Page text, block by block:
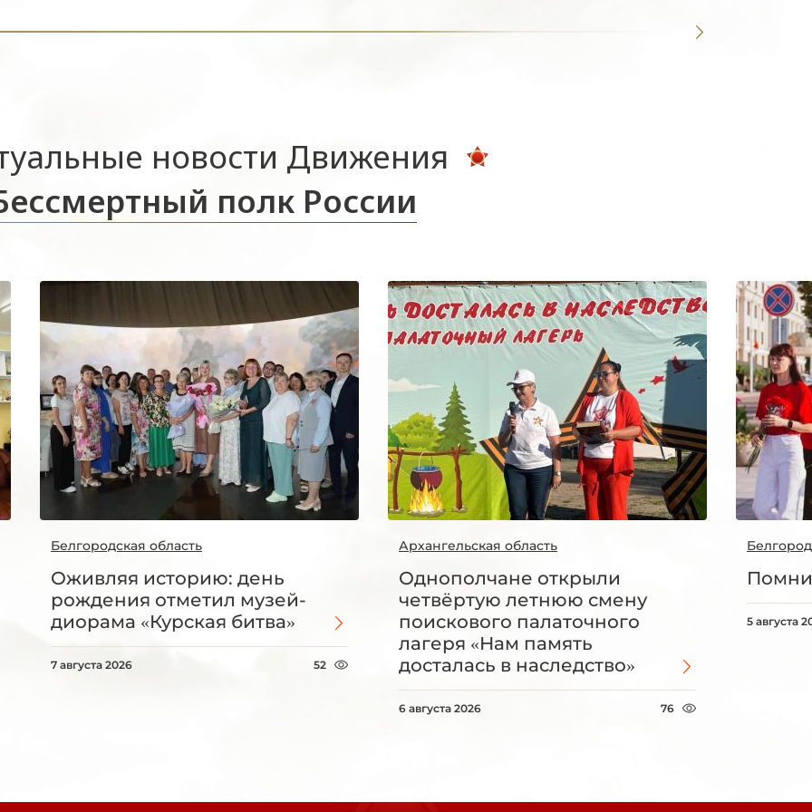
новости Движения
полк России
Белгородская область
Оживляя историю: день
рождения отметил музей-
диорама «Курская битва»
7 августа 2026 52
Архангельская область
Однополчане открыли
четвёртую летнюю смену
поискового палаточного
лагеря «Нам память
досталась в наследство»
6 августа 2026 76
5 августа